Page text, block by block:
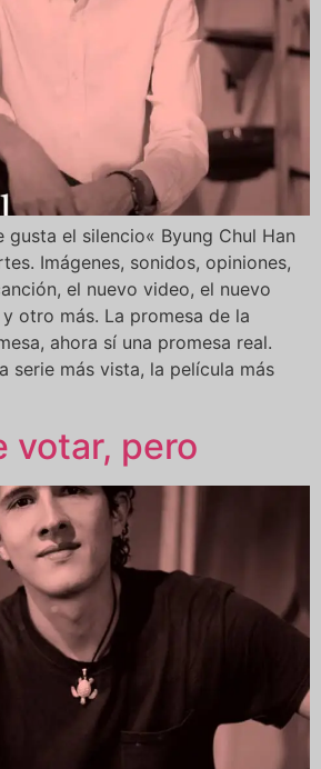
gusta el silencio« Byung Chul Han
Imágenes, sonidos, opiniones,
el nuevo video, el nuevo
otro más. La promesa de la
ahora sí una promesa real.
serie más vista, la película más
votar, pero